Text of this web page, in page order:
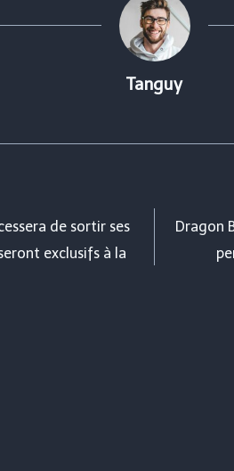
Tanguy
de sortir ses
exclusifs à la
Dragon